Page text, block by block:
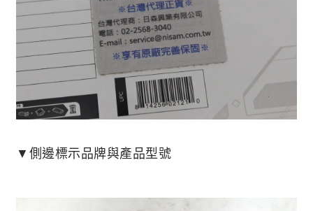
▼側邊標示品牌與產品型號